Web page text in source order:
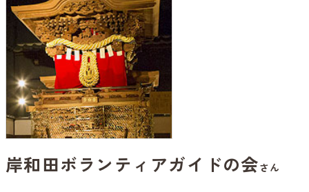
岸和田ボランティアガイドの会さん